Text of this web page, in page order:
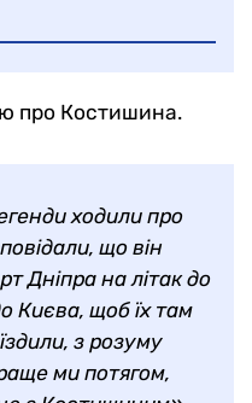
про Костишина.
ходили про
що він
Дніпра на літак до
Києва, щоб їх там
з розуму
ми потягом,